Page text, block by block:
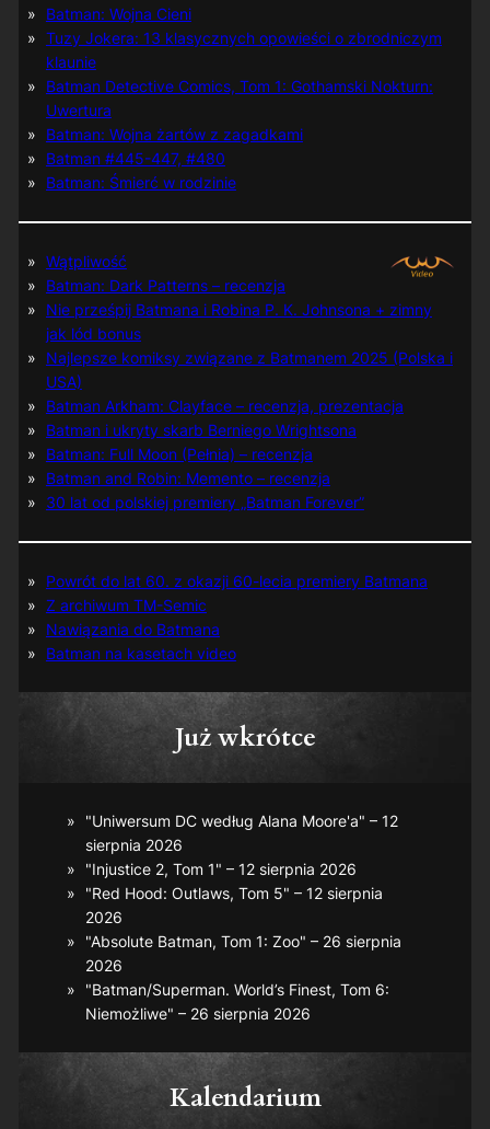
Batman: Wojna Cieni
Tuzy Jokera: 13 klasycznych opowieści o zbrodniczym
klaunie
Batman Detective Comics, Tom 1: Gothamski Nokturn:
Uwertura
Batman: Wojna żartów z zagadkami
Batman #445-447, #480
Batman: Śmierć w rodzinie
Wątpliwość
Batman: Dark Patterns – recenzja
Nie prześpij Batmana i Robina P. K. Johnsona + zimny
jak lód bonus
Najlepsze komiksy związane z Batmanem 2025 (Polska i
USA)
Batman Arkham: Clayface – recenzja, prezentacja
Batman i ukryty skarb Berniego Wrightsona
Batman: Full Moon (Pełnia) – recenzja
Batman and Robin: Memento – recenzja
30 lat od polskiej premiery „Batman Forever”
Powrót do lat 60. z okazji 60-lecia premiery Batmana
Z archiwum TM-Semic
Nawiązania do Batmana
Batman na kasetach video
Już wkrótce
"Uniwersum DC według Alana Moore'a" – 12
sierpnia 2026
"Injustice 2, Tom 1" – 12 sierpnia 2026
"Red Hood: Outlaws, Tom 5" – 12 sierpnia
2026
"Absolute Batman, Tom 1: Zoo" – 26 sierpnia
2026
"Batman/Superman. World’s Finest, Tom 6:
Niemożliwe" – 26 sierpnia 2026
Kalendarium